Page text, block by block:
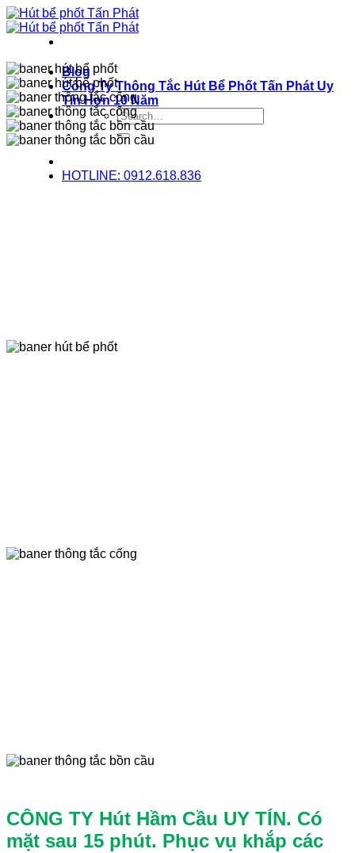
Bỏ
qua
Blog
Công Ty Thông Tắc Hút Bể Phốt Tấn Phát Uy
Tín Hơn 10 Năm
HOTLINE: 0912.618.836
CÔNG TY Hút Hầm Cầu UY TÍN. Có
mặt sau 15 phút. Phục vụ khắp các